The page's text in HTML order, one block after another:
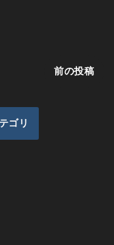
前の投稿
ゴリ